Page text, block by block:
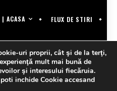
ACASA
FLUX DE STIRI
uri proprii, cât şi de la terţi,
mult mai bună de
şi interesului fiecăruia.
inchide Cookie accesand